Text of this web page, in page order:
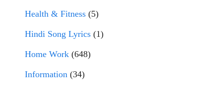
Health & Fitness (5)
Hindi Song Lyrics (1)
Home Work (648)
Information (34)